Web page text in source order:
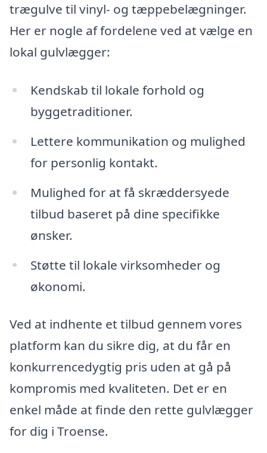
trægulve til vinyl- og tæppebelægninger.
Her er nogle af fordelene ved at vælge en
lokal gulvlægger:
Kendskab til lokale forhold og
byggetraditioner.
Lettere kommunikation og mulighed
for personlig kontakt.
Mulighed for at få skræddersyede
tilbud baseret på dine specifikke
ønsker.
Støtte til lokale virksomheder og
økonomi.
Ved at indhente et tilbud gennem vores
platform kan du sikre dig, at du får en
konkurrencedygtig pris uden at gå på
kompromis med kvaliteten. Det er en
enkel måde at finde den rette gulvlægger
for dig i Troense.